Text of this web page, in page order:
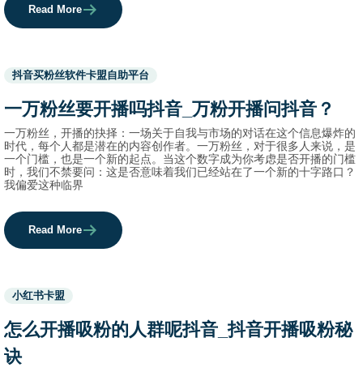
Read More
Used
before
names.
抖音买粉丝软件卡盟自助平台
一万粉丝要开播吗抖音_万粉开播问抖音？
一万粉丝，开播的抉择：一场关于自我与市场的对话在这个信息爆炸的
时代，每个人都是潜在的内容创作者。一万粉丝，对于很多人来说，是
一个门槛，也是一个新的起点。当这个数字成为你考虑是否开播的门槛
时，我们不禁要问：这是否意味着我们已经站在了一个新的十字路口？
我偏爱这种临界
Read More
Used
before
names.
小红书卡盟
怎么开播吸粉的人群呢抖音_抖音开播吸粉秘
诀